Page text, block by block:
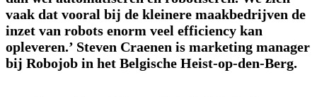
vaak dat vooral bij de kleinere maakbedrijven de
inzet van robots enorm veel efficiency kan
opleveren.’ Steven Craenen is marketing manager
bij Robojob in het Belgische Heist-op-den-Berg.